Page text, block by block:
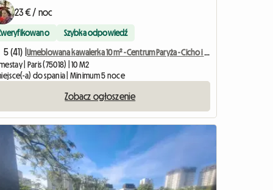
23 € / noc
Szybka odpowiedź
5 (41) |
Umeblowana kawalerka 10 m² - Centrum Paryża - Cicho i jasno
| Paris (75018) | 10 M2
a) do spania | Minimum 5 noce
Zobacz ogłoszenie